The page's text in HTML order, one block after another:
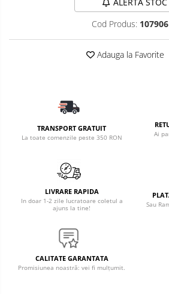
Cod Produs: 107906
Adauga la Favorite
TRANSPORT GRATUIT
La toate comenzile peste 350 RON
Ai
LIVRARE RAPIDA
In doar 1-2 zile lucratoare coletul a
ajuns la tine!
Sau
CALITATE GARANTATA
Promisiunea noastră: vei fi mulțumit.